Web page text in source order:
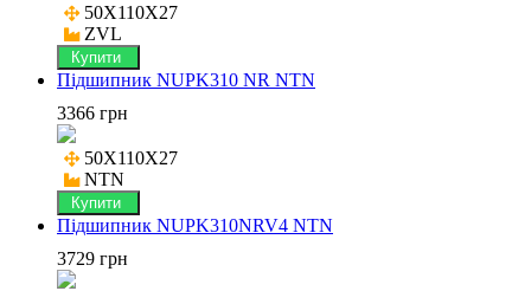
50X110X27
ZVL
Купити
Підшипник NUPK310 NR NTN
3366 грн
50X110X27
NTN
Купити
Підшипник NUPK310NRV4 NTN
3729 грн